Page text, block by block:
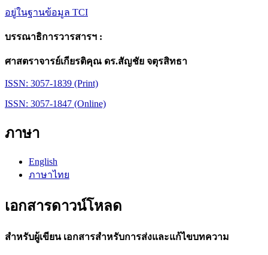
อยู่ในฐานข้อมูล TCI
บรรณาธิการวารสารฯ :
ศาสตราจารย์เกียรติคุณ ดร.สัญชัย จตุรสิทธา
ISSN: 3057-1839 (Print)
ISSN: 3057-1847 (Online)
ภาษา
English
ภาษาไทย
เอกสารดาวน์โหลด
สำหรับผู้เขียน เอกสารสำหรับการส่งและแก้ไขบทความ